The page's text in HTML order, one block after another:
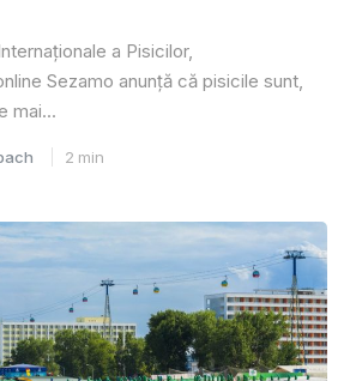
a Pisicilor,
Sezamo anunță că pisicile sunt,
mai...
2 min